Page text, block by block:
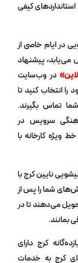
کیفی
در ایام خاصی از
می‌یابد، پیشنهاد
در وب‌سایت
انتخاب کنید تا
تماس بگیرند.
سرویس در
ویژه کارخانه با
نایین کرج با
شما را پس از
می‌دهند تا در
بمانند.
کرج دارای
کرج به خدمات